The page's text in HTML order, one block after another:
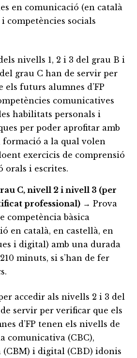
en comunicació (en català
competències socials
nivells 1, 2 i 3 del grau B i
grau C han de servir per
els futurs alumnes d’FP
comunicatives
habilitats personals i
per poder aprofitar amb
formació a la qual volen
exercicis de comprensió
orals i escrites.
C, nivell 2 i nivell 3 (per
professional) → Prova
competència bàsica
en català, en castellà, en
i digital) amb una durada
minuts, si s’han de fer
accedir als nivells 2 i 3 del
servir per verificar que els
d’FP tenen els nivells de
comunicativa (CBC),
(CBM) i digital (CBD) idonis